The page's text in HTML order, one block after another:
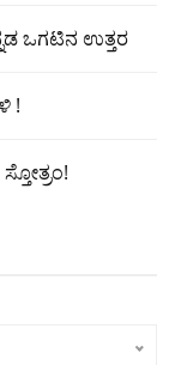
ಒಗಟಿನ ಉತ್ತರ
!